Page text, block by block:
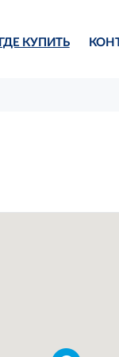
ГДЕ КУПИТЬ